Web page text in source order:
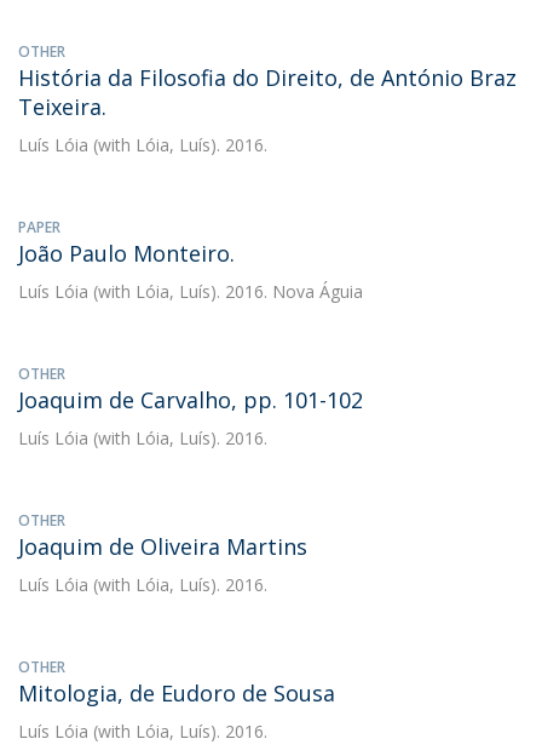
OTHER
História da Filosofia do Direito, de António Braz
Teixeira.
Luís Lóia (with Lóia, Luís). 2016.
PAPER
João Paulo Monteiro.
Luís Lóia (with Lóia, Luís). 2016. Nova Águia
OTHER
Joaquim de Carvalho, pp. 101-102
Luís Lóia (with Lóia, Luís). 2016.
OTHER
Joaquim de Oliveira Martins
Luís Lóia (with Lóia, Luís). 2016.
OTHER
Mitologia, de Eudoro de Sousa
Luís Lóia (with Lóia, Luís). 2016.